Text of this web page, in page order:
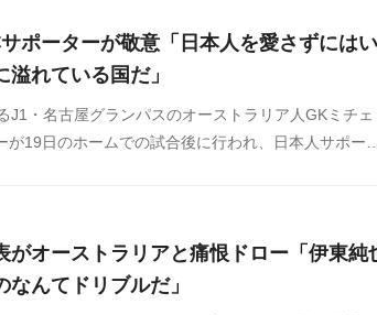
ポーターが敬意「日本人を愛さずにはい
れている国だ」
J1・名古屋グランパスのオーストラリア人GKミチェ
19日のホームでの試合後に行われ、日本人サポー
がオーストラリアと痛恨ドロー「伊東純
んてドリブルだ」